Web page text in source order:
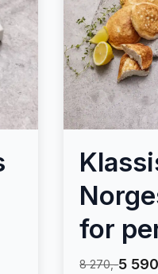
for
8 270,-5